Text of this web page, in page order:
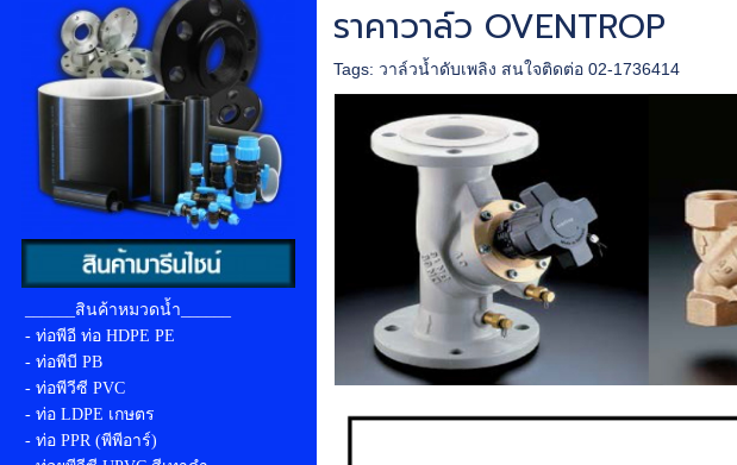
______สินค้าหมวดน้ำ______
- ท่อพีอี ท่อ HDPE PE
- ท่อพีบี PB
- ท่อพีวีซี PVC
- ท่อ LDPE เกษตร
- ท่อ PPR (พีพีอาร์)
ราคาวาล์ว OVENTROP
Tags: วาล์วน้ำดับเพลิง สนใจติดต่อ 02-1736414